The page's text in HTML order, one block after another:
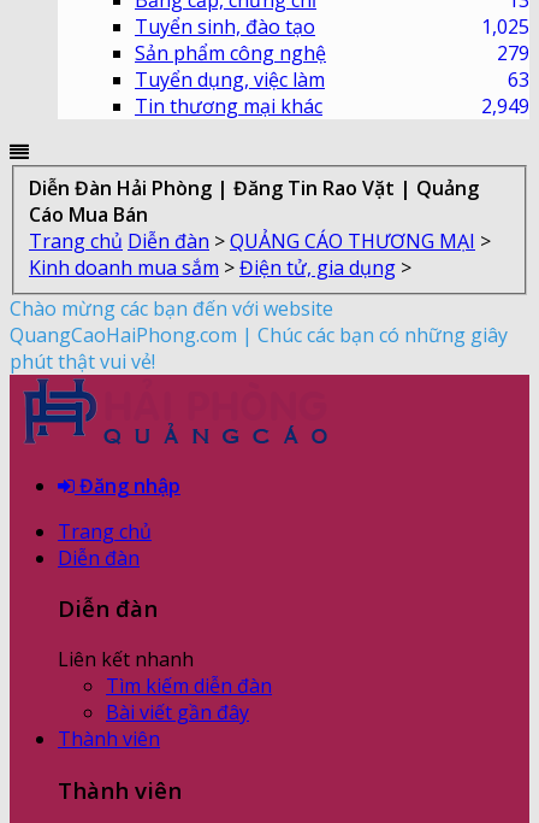
Tuyển sinh, đào tạo
1,025
Sản phẩm công nghệ
279
Tuyển dụng, việc làm
63
Tin thương mại khác
2,949
Diễn Đàn Hải Phòng | Đăng Tin Rao Vặt | Quảng
Cáo Mua Bán
Trang chủ Diễn đàn >QUẢNG CÁO THƯƠNG MẠI >
Kinh doanh mua sắm >Điện tử, gia dụng >
Chào mừng các bạn đến với website
QuangCaoHaiPhong.com | Chúc các bạn có những giây
phút thật vui vẻ!
Đăng nhập
Trang chủ
Diễn đàn
Diễn đàn
Liên kết nhanh
Tìm kiếm diễn đàn
Bài viết gần đây
Thành viên
Thành viên